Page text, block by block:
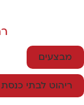
מבצעים
ריהוט לבתי כנסת